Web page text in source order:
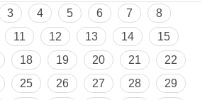
3 4 5 6 7
8
11 12 13 14
15
18 19 20 21
22
25 26 27 28
29